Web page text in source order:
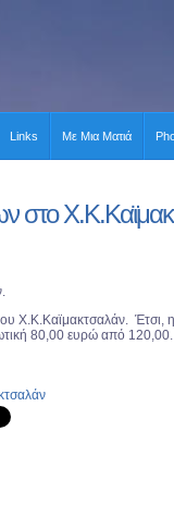
Links Με Μια Ματιά
στο
Χ.Κ.Καϊμακτσαλάν. Έτσι,
80,00 ευρώ από 120,00.